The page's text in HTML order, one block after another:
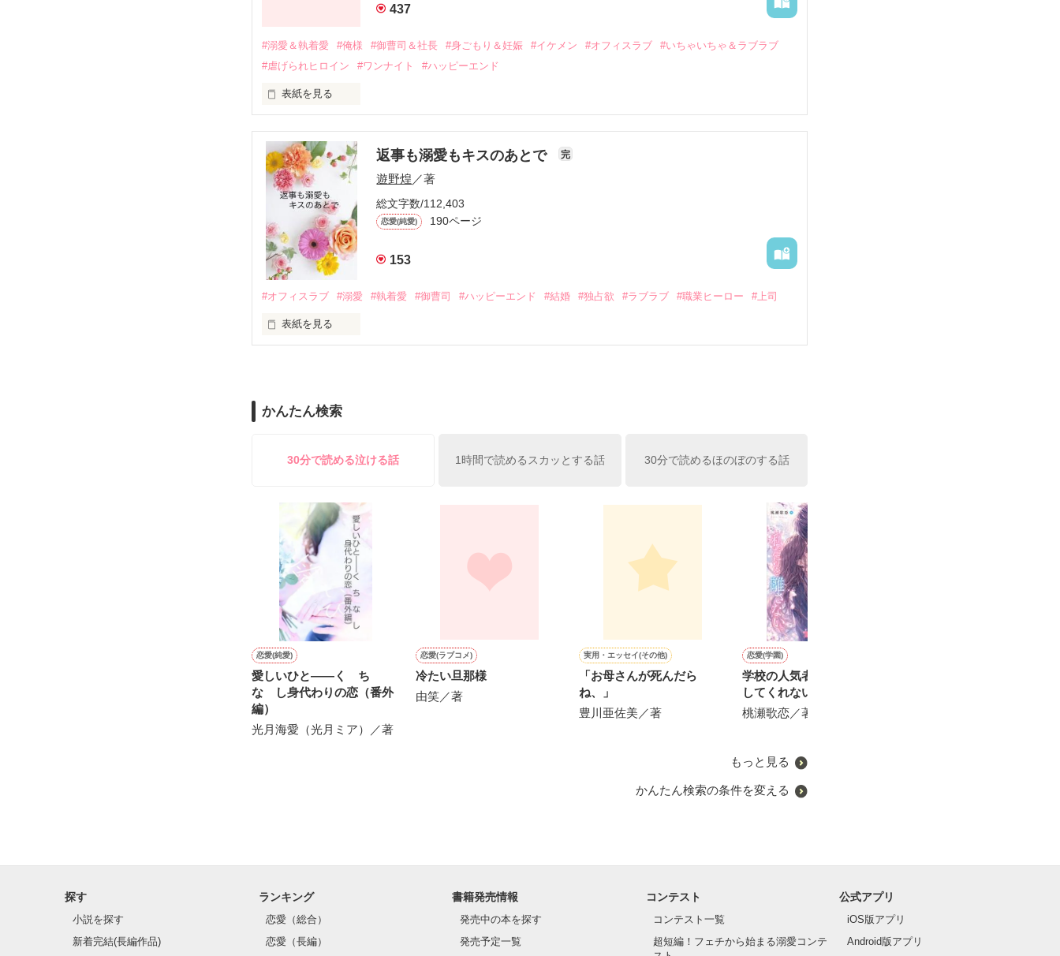
そして、ひょんなことから
酔った勢いで一夜を共にしてしまった。
さらに、美桜が初めてだと知った哲平は
『責任をとる、結婚しよう』と真っ直ぐに告げてきた。
甘やかしてくる。
そんなある日、哲平は美桜がストーカー被害に
遭っていることを知る。
美桜を守るため、哲平は同居を提案してきて――。
夏木美桜(なつきみお)
✕
鳴海哲平 (なるみてっぺい)
止まっていたはずの二人の時間が、再び動き出す。
437
#溺愛＆執着愛 #俺様 #御曹司＆社長 #身ごもり＆妊娠 #イケメン #オフィスラブ
#いちゃいちゃ＆ラブラブ
#虐げられヒロイン
#ワンナイト #ハッピーエンド
表紙を見る
ろ、日本人美青年と出会い、酒の勢いもあり一夜限りの関係となる。
帰国後、美桜は新しい職場でワンナイトした美青年と再会。なんと彼の正体は、とある財閥御曹司に
も関わらず、一族を離れて起業した新進気鋭の実業家、社内でも冷徹だと評判な社長――御影恭司その
人だったのだ――！
なぜか恭司から飼い猫の世話係を命じられた美桜は、猫の世話を口実にしばしば呼び出された上、二
返事も溺愛もキスのあとで 完
遊野煌／著
総文字数/112,403
恋愛(純愛) 190ページ
153
#オフィスラブ #溺愛 #執着愛 #御曹司 #ハッピーエンド #結婚 #独占欲 #ラブラブ #職業ヒーロー #上司
表紙を見る
雪瀬鷹哉（29）が『──俺と結婚してくれないか』といきなりプロポーズをしてきた上、同居まで提案
鷹哉『宜しくな、俺の雛子』🦅
シゴデキで冷徹な上司が見せる素顔は、なぜか想像以上に甘くて……🐥💓🦅
※表紙も作中使用の画像も全てフリー素材です。
※執筆期間2026.6.3〜7.20完結です。
※他サイトさんにて恋愛トレンド1位でした〜良かったら読んで頂けると嬉しいです。
かんたん検索
30分で読める泣ける話 1時間で読めるスカッとする話 30分で読めるほのぼのする話
恋愛(純愛)
愛しいひと――く ち
な し身代わりの恋（番外
編）
光月海愛（光月ミア）／著
恋愛(ラブコメ)
冷たい旦那様
由笑／著
実用・エッセイ(その他)
「お母さんが死んだら
ね、」
豊川亜佐美／著
恋愛(学園)
学校の人気者は私だけを離
してくれない
桃瀬歌恋／著
もっと見る
かんたん検索の条件を変える
探す
小説を探す
新着完結(長編作品)
ランキング
恋愛（総合）
恋愛（長編）
書籍発売情報
発売中の本を探す
発売予定一覧
コンテスト
コンテスト一覧
超短編！フェチから始まる溺愛コンテ
公式アプリ
iOS版アプリ
Android版アプリ